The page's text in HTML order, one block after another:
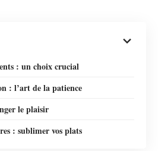
: un choix crucial
: l’art de la patience
le plaisir
: sublimer vos plats